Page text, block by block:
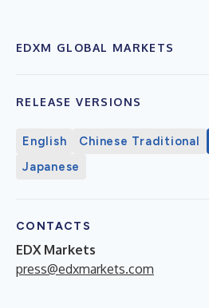
EDXM GLOBAL MARKETS
RELEASE VERSIONS
English Chinese Traditional
Japanese
CONTACTS
EDX Markets
press@edxmarkets.com